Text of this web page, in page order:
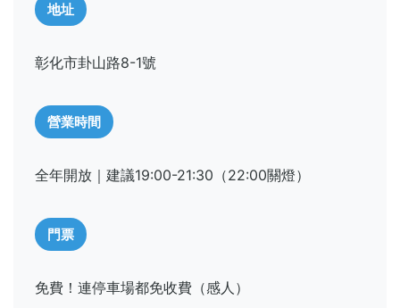
地址
彰化市卦山路8-1號
營業時間
全年開放｜建議19:00-21:30（22:00關燈）
門票
免費！連停車場都免收費（感人）